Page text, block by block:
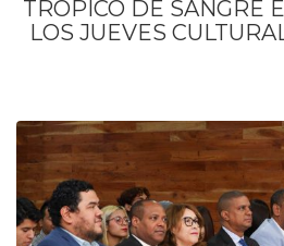
TRÓPICO DE SANGRE
LOS JUEVES